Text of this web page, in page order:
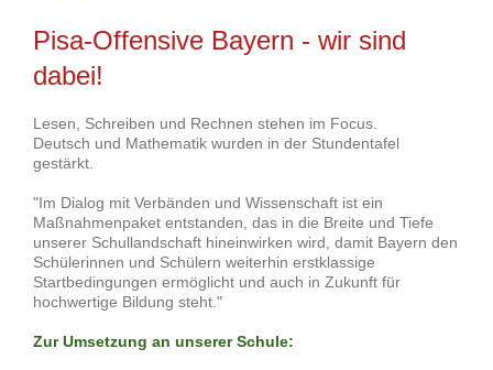
Pisa-Offensive Bayern - wir sind
dabei!
Lesen, Schreiben und Rechnen stehen im Focus.
Deutsch und Mathematik wurden in der Stundentafel
gestärkt.
"Im Dialog mit Verbänden und Wissenschaft ist ein
Maßnahmenpaket entstanden, das in die Breite und Tiefe
unserer Schullandschaft hineinwirken wird, damit Bayern den
Schülerinnen und Schülern weiterhin erstklassige
Startbedingungen ermöglicht und auch in Zukunft für
hochwertige Bildung steht."
Zur Umsetzung an unserer Schule: